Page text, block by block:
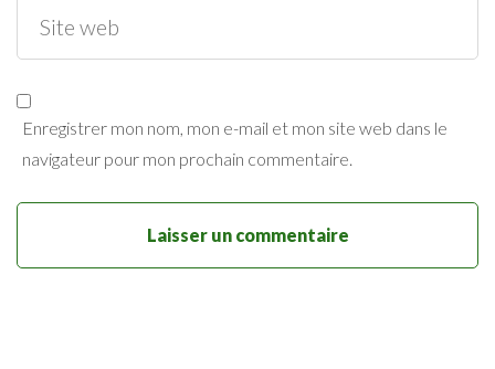
Enregistrer mon nom, mon e-mail et mon site web dans le
navigateur pour mon prochain commentaire.